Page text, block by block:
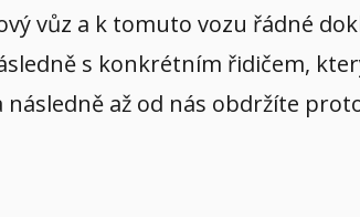
vůz a k tomuto vozu řádné
s konkrétním řidičem,
následně až od nás obdržíte